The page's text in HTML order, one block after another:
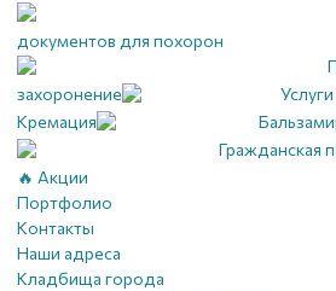
документов для похорон
захоронение
Кремация
Гражданская
🔥 Акции
Портфолио
Контакты
Наши адреса
Кладбища города